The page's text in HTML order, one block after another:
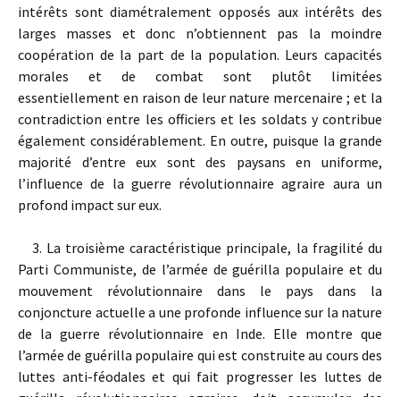
intérêts sont diamétralement opposés aux intérêts des
larges masses et donc n’obtiennent pas la moindre
coopération de la part de la population. Leurs capacités
morales et de combat sont plutôt limitées
essentiellement en raison de leur nature mercenaire ; et la
contradiction entre les officiers et les soldats y contribue
également considérablement. En outre, puisque la grande
majorité d’entre eux sont des paysans en uniforme,
l’influence de la guerre révolutionnaire agraire aura un
profond impact sur eux.
3. La troisième caractéristique principale, la fragilité du
Parti Communiste, de l’armée de guérilla populaire et du
mouvement révolutionnaire dans le pays dans la
conjoncture actuelle a une profonde influence sur la nature
de la guerre révolutionnaire en Inde. Elle montre que
l’armée de guérilla populaire qui est construite au cours des
luttes anti-féodales et qui fait progresser les luttes de